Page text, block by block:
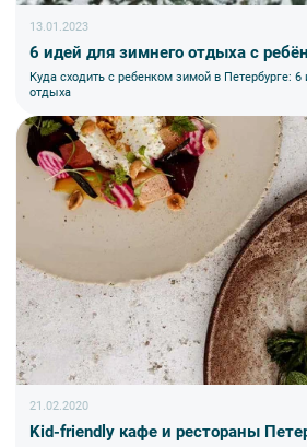
13.01.2023
6 идей для зимнего отдыха с
Куда сходить с ребенком зимой в Петербурге:
отдыха
21.02.2020
Kid-friendly кафе и рестораны